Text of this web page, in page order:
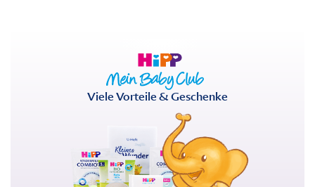
Viele Vorteile & Geschenke